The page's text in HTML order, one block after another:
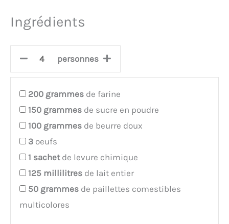
Ingrédients
personnes
200 grammes de farine
150 grammes de sucre en poudre
100 grammes de beurre doux
3 oeufs
1 sachetde levure chimique
125 millilitres de lait entier
50 grammes de paillettes comestibles
multicolores